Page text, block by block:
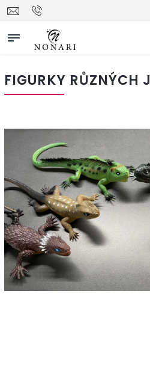
FIGURKY RŮZNÝCH